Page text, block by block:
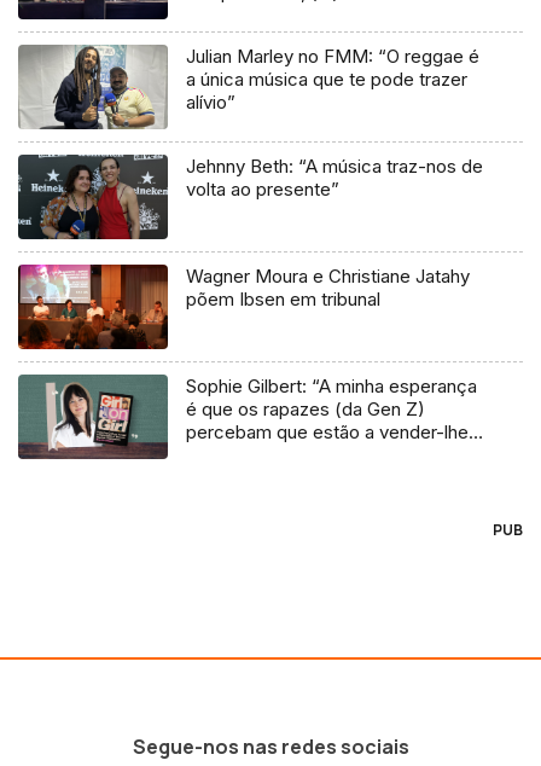
Julian Marley no FMM: “O reggae é
a única música que te pode trazer
alívio”
Jehnny Beth: “A música traz-nos de
volta ao presente”
Wagner Moura e Christiane Jatahy
põem Ibsen em tribunal
Sophie Gilbert: “A minha esperança
é que os rapazes (da Gen Z)
percebam que estão a vender-lhes
PUB
Segue-nos nas redes sociais